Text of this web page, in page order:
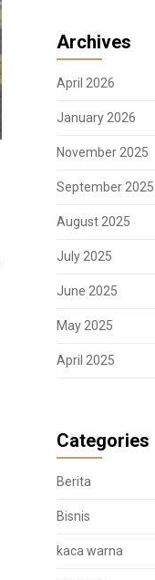
Archives
April 2026
January 2026
November 2025
September 2025
August 2025
July 2025
June 2025
May 2025
April 2025
Categories
Berita
Bisnis
kaca warna